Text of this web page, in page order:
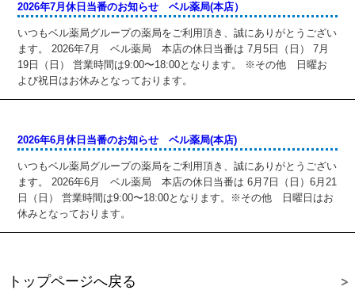
2026年7月休日当番のお知らせ ベル薬局(本店）
いつもベル薬局グループの薬局をご利用頂き、誠にありがとうござい
ます。 2026年7月 ベル薬局 本店の休日当番は 7月5日（日） 7月
19日（日） 営業時間は9:00〜18:00となります。 ※その他 日曜お
よび祝日はお休みとなっております。
2026年6月休日当番のお知らせ ベル薬局(本店)
いつもベル薬局グループの薬局をご利用頂き、誠にありがとうござい
ます。 2026年6月 ベル薬局 本店の休日当番は 6月7日（日）6月21
日（日） 営業時間は9:00〜18:00となります。※その他 日曜日はお
休みとなっております。
トップページへ戻る